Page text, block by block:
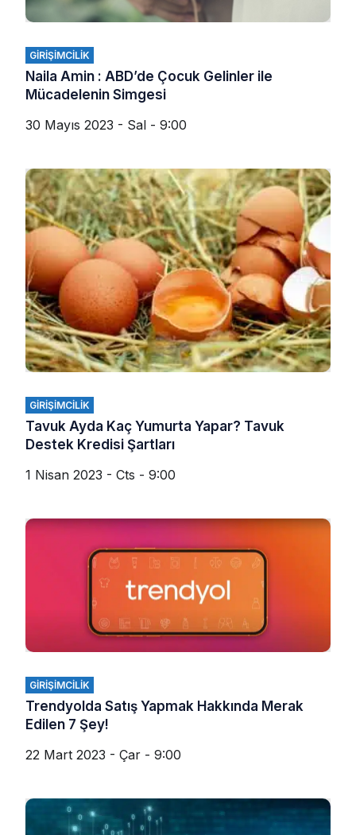
GIRIŞIMCILIK
Naila Amin : ABD’de Çocuk Gelinler ile
Mücadelenin Simgesi
30 Mayıs 2023 - Sal - 9:00
GIRIŞIMCILIK
Tavuk Ayda Kaç Yumurta Yapar? Tavuk
Destek Kredisi Şartları
1 Nisan 2023 - Cts - 9:00
GIRIŞIMCILIK
Trendyolda Satış Yapmak Hakkında Merak
Edilen 7 Şey!
22 Mart 2023 - Çar - 9:00